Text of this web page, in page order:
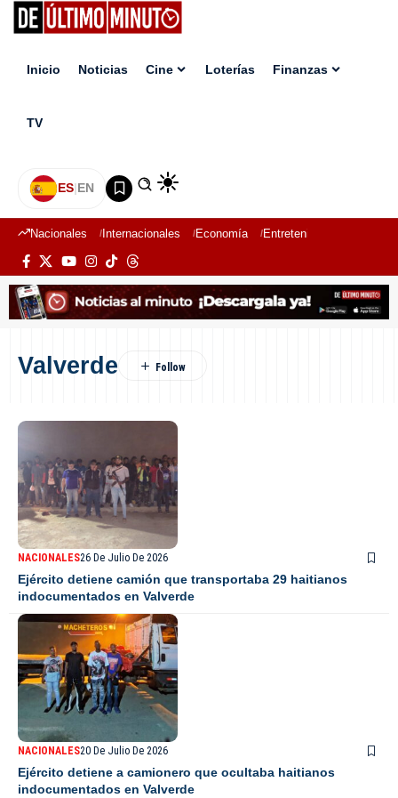
Inicio Noticias Cine Loterías Finanzas
TV
ES|EN
Nacionales Internacionales Economía Entretenimiento
Valverde
NACIONALES26 De Julio De 2026
Ejército detiene camión que transportaba 29 haitianos
indocumentados en Valverde
NACIONALES20 De Julio De 2026
Ejército detiene a camionero que ocultaba haitianos
indocumentados en Valverde